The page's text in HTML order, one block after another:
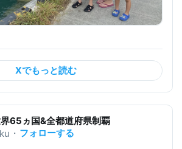
Xでもっと読む
65ヵ国&全都道府県制覇
・ フォローする